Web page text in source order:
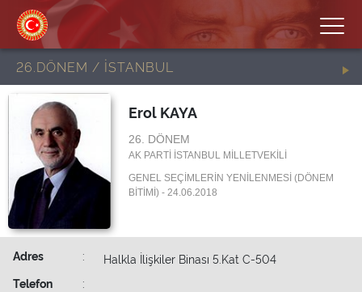
26.DÖNEM / İSTANBUL
Erol KAYA
26. DÖNEM
AK PARTİ İSTANBUL MİLLETVEKİLİ
GENEL SEÇİMLERİN YENİLENMESİ (DÖNEM
BİTİMİ) - 24.06.2018
Adres :
Halkla İlişkiler Binası 5.Kat C-504
Telefon
: